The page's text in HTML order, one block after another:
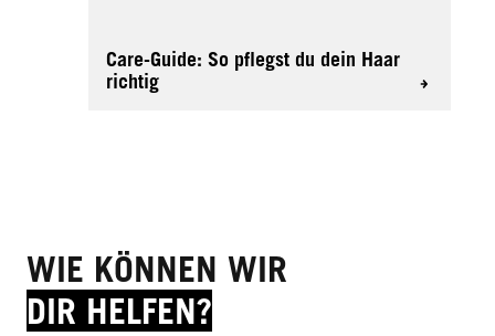
Care-Guide: So pflegst du dein Haar
richtig
WIE KÖNNEN WIR
DIR HELFEN?